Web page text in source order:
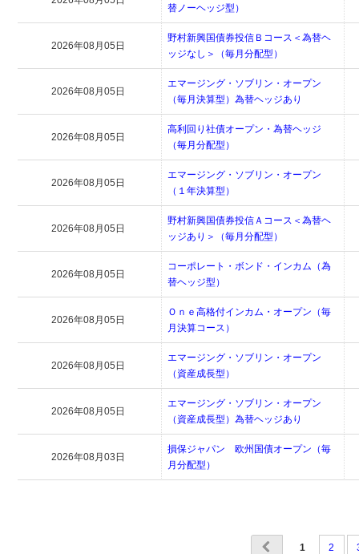
替ノーヘッジ型）
2026年08月05日
野村新興国債券投信Ｂコース＜為替ヘ
ッジなし＞（毎月分配型）
2026年08月05日
エマージング・ソブリン・オープン
（毎月決算型）為替ヘッジあり
2026年08月05日
高利回り社債オープン・為替ヘッジ
（毎月分配型）
2026年08月05日
エマージング・ソブリン・オープン
（１年決算型）
2026年08月05日
野村新興国債券投信Ａコース＜為替ヘ
ッジあり＞（毎月分配型）
2026年08月05日
コーポレート・ボンド・インカム（為
替ヘッジ型）
2026年08月05日
Ｏｎｅ高格付インカム・オープン（毎
月決算コース）
2026年08月05日
エマージング・ソブリン・オープン
（資産成長型）
2026年08月05日
エマージング・ソブリン・オープン
（資産成長型）為替ヘッジあり
2026年08月03日
損保ジャパン 欧州国債オープン（毎
月分配型）
1 2